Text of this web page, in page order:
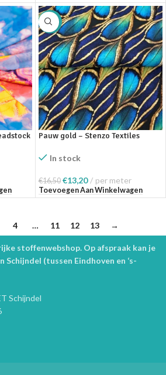
SALE
Pauw gold – Stenzo Textiles
In stock
€16,50 €13,20 per meter
Toevoegen Aan Winkelwagen
4 … 11 12 13 →
stoffenwebshop. Op afspraak kan je
(tussen Eindhoven en ‘s-
Schijndel